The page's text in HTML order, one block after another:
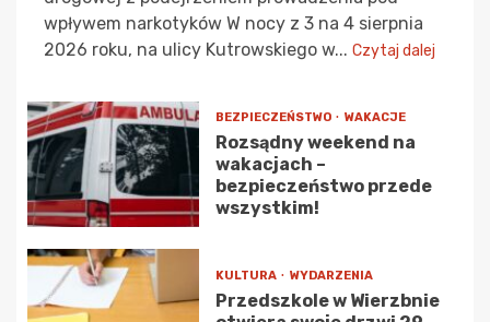
wpływem narkotyków W nocy z 3 na 4 sierpnia
2026 roku, na ulicy Kutrowskiego w... Czytaj dalej
BEZPIECZEŃSTWO WAKACJE
Rozsądny weekend na
wakacjach –
bezpieczeństwo przede
wszystkim!
KULTURA WYDARZENIA
Przedszkole w Wierzbnie